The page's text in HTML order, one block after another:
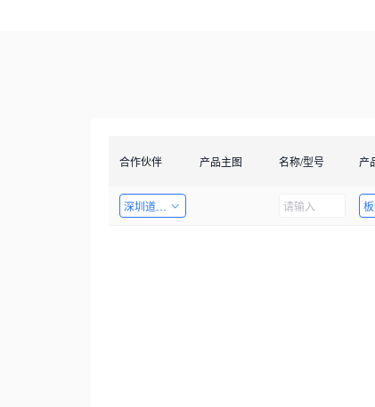
合作伙伴 产品主图 名称/型号 产
深圳道者技术有限公司